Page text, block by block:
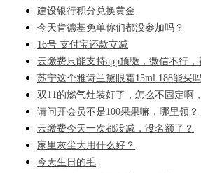
建设银行积分兑换黄金
今天肯德基免单你们都没参加吗？
16号 支付宝还款立减
云缴费只能支持app预缴，微信不行，
苏宁这个雅诗兰黛眼霜15ml 188能买
双11的燃气灶装好了，怎么不固定啊
请问开会员不是100果果嘛，哪里领？
云缴费今天一次都没减，没名额了？
家里灰尘大用什么好？
今天生日的毛